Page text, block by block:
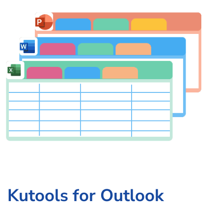
Kutools for Outlook